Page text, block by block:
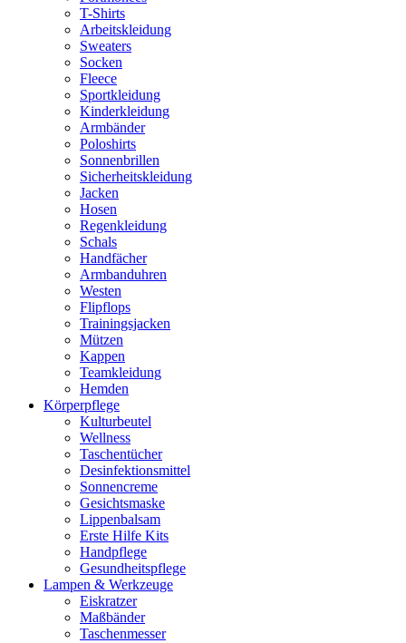
T-Shirts
Arbeitskleidung
Sweaters
Socken
Fleece
Sportkleidung
Kinderkleidung
Armbänder
Poloshirts
Sonnenbrillen
Sicherheitskleidung
Jacken
Hosen
Regenkleidung
Schals
Handfächer
Armbanduhren
Westen
Flipflops
Trainingsjacken
Mützen
Kappen
Teamkleidung
Hemden
Körperpflege
Kulturbeutel
Wellness
Taschentücher
Desinfektionsmittel
Sonnencreme
Gesichtsmaske
Lippenbalsam
Erste Hilfe Kits
Handpflege
Gesundheitspflege
Lampen & Werkzeuge
Eiskratzer
Maßbänder
Taschenmesser